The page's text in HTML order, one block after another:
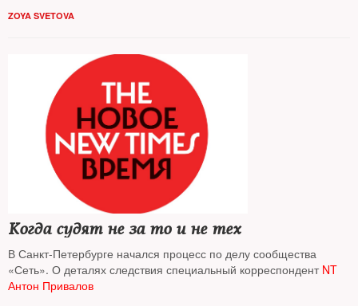
ZOYA SVETOVA
Когда судят не за то и не тех
В Санкт-Петербурге начался процесс по делу сообщества
«Сеть». О деталях следствия специальный корреспондент NT
Антон Привалов